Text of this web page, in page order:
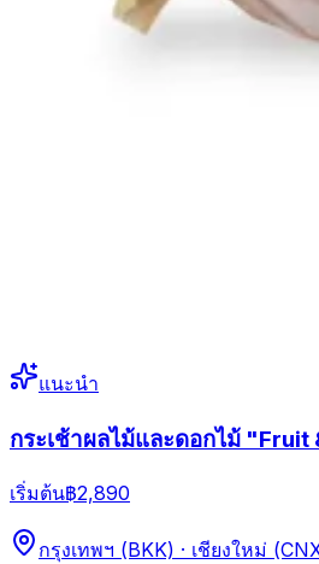
แนะนำ
กระเช้าผลไม้และดอกไม้
เริ่มต้น฿2,890
กรุงเทพฯ (BKK) · เชียงใหม่